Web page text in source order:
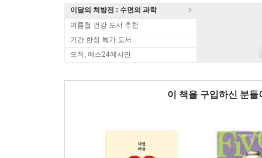
이달의 처방전 : 수면의 과학
여름철 건강 도서 추천
기간 한정 특가 도서
오직, 예스24에서만
이 책을 구입하신 분